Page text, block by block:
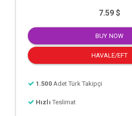
7.59 $
BUY NOW
HAVALE/EFT
1.500 Adet Türk Takipçi
Hızlı Teslimat